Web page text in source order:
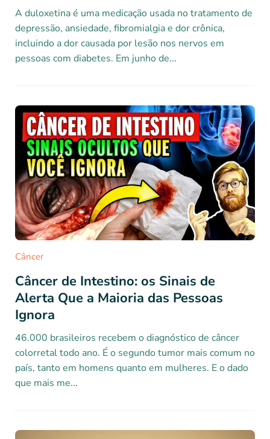
A duloxetina é uma medicação usada no tratamento de
depressão, ansiedade, fibromialgia e dor crônica,
incluindo a dor causada por lesão nos nervos em
pessoas com diabetes. Em junho de...
Câncer
Câncer de Intestino: os Sinais de
Alerta Que a Maioria das Pessoas
Ignora
46.000 brasileiros recebem o diagnóstico de câncer
colorretal todo ano. É o segundo tumor mais comum no
país, tanto em homens quanto em mulheres. E o dado
que mais me...